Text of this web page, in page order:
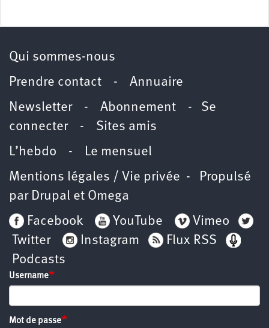
Qui sommes-nous
Prendre contact - Annuaire
Newsletter - Abonnement - Se
connecter- Sites amis
L’hebdo - Le mensuel
Mentions légales / Vie privée - Propulsé
par Drupal et Omega
Facebook
YouTube
Vimeo
Twitter
Instagram
Flux RSS
Podcasts
Username
Mot de passe